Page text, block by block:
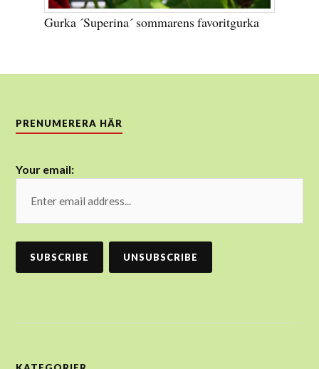
Gurka ´Superina´ sommarens favoritgurka
PRENUMERERA HÄR
Your email: